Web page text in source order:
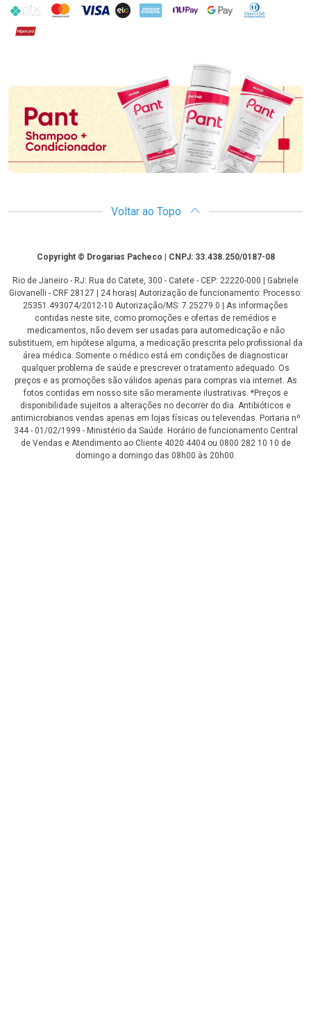
PIX MasterCard
VISA ELO AMEX NuPay Google PayDiners Club
Hipercard
Promoção em Destaque
Voltar ao Topo
CopyrightCopyright © Drogarias Pacheco | CNPJ: 33.438.250/0187-08
Rio de Janeiro - RJ: Rua do Catete, 300 - Catete - CEP: 22220-000 | Gabriele
Giovanelli - CRF 28127 | 24 horas| Autorização de funcionamento: Processo:
25351.493074/2012-10 Autorização/MS: 7.25279.0 | As informações
contidas neste site, como promoções e ofertas de remédios e
medicamentos, não devem ser usadas para automedicação e não
substituem, em hipótese alguma, a medicação prescrita pelo profissional da
área médica. Somente o médico está em condições de diagnosticar
qualquer problema de saúde e prescrever o tratamento adequado. Os
preços e as promoções são válidos apenas para compras via internet. As
fotos contidas em nosso site são meramente ilustrativas. *Preços e
disponibilidade sujeitos a alterações no decorrer do dia. Antibióticos e
antimicrobianos vendas apenas em lojas físicas ou televendas. Portaria nº
344 - 01/02/1999 - Ministério da Saúde. Horário de funcionamento Central
de Vendas e Atendimento ao Cliente 4020 4404 ou 0800 282 10 10 de
domingo a domingo das 08h00 às 20h00.